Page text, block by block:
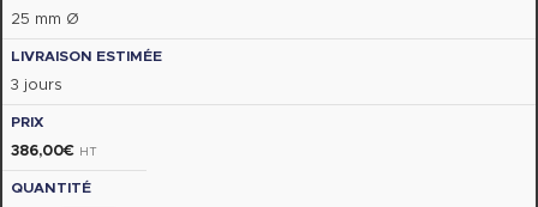
25 mm Ø
3 jours
386,00€ HT